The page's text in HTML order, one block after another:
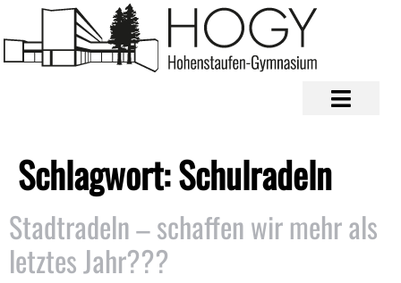
Schlagwort:Schulradeln
Stadtradeln – schaffen wir mehr als
letztes Jahr???